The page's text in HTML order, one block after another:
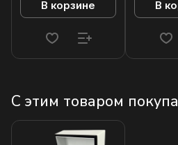
В корзине
В
С этим товаром